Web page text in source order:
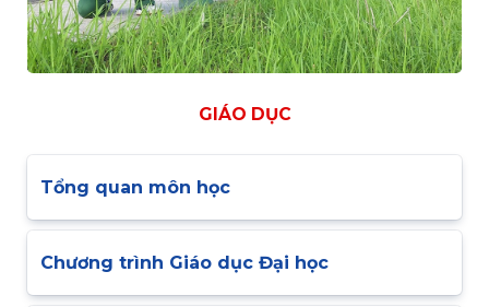
GIÁO DỤC
Tổng quan môn học
Chương trình Giáo dục Đại học